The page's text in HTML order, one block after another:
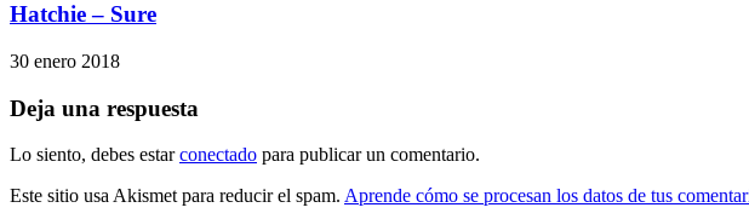
Hatchie – Sure
30 enero 2018
Deja una respuesta
Lo siento, debes estarconectado para publicar un comentario.
Este sitio usa Akismet para reducir el spam. Aprende cómo se procesan los datos de tus